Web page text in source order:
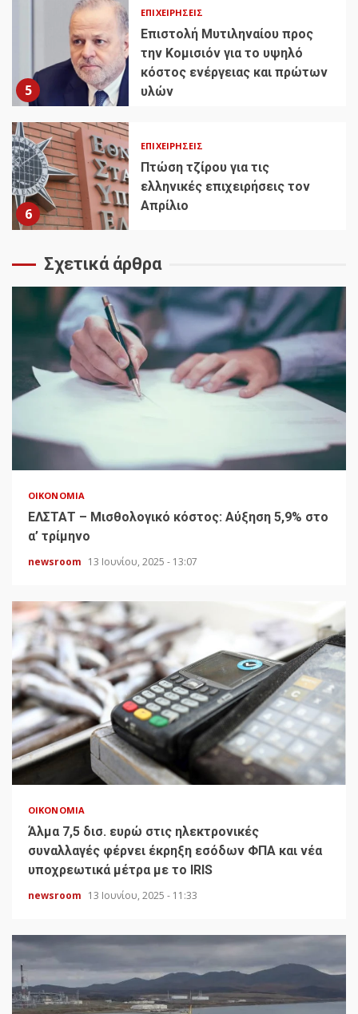
5
ΕΠΙΧΕΙΡΉΣΕΙΣ
Επιστολή Μυτιληναίου προς
την Κομισιόν για το υψηλό
κόστος ενέργειας και πρώτων
υλών
6
ΕΠΙΧΕΙΡΉΣΕΙΣ
Πτώση τζίρου για τις
ελληνικές επιχειρήσεις τον
Απρίλιο
Σχετικά άρθρα
ΟΙΚΟΝΟΜΊΑ
ΕΛΣΤΑΤ – Μισθολογικό κόστος: Αύξηση 5,9% στο
α’ τρίμηνο
newsroom 13 Ιουνίου, 2025 - 13:07
ΟΙΚΟΝΟΜΊΑ
Άλμα 7,5 δισ. ευρώ στις ηλεκτρονικές
συναλλαγές φέρνει έκρηξη εσόδων ΦΠΑ και νέα
υποχρεωτικά μέτρα με το IRIS
newsroom 13 Ιουνίου, 2025 - 11:33